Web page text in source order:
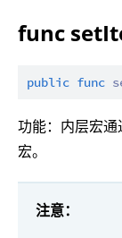
func
public func
功能：内层宏
宏。
注意：